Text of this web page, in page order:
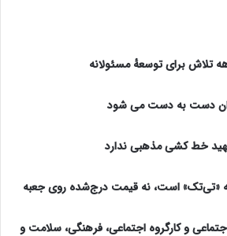
تلاش برای توسعهٔ مسئولانه
دست به دست می شود
خط کشی مذهبی ندارد
«تی‌تک» است، نه قیمت درج‌شده روی جعبه
و کارگروه اجتماعی، فرهنگی، سلامت و